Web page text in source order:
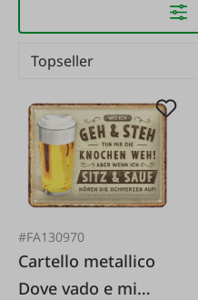
#FA130970
Cartello metallico
Dove vado e mi